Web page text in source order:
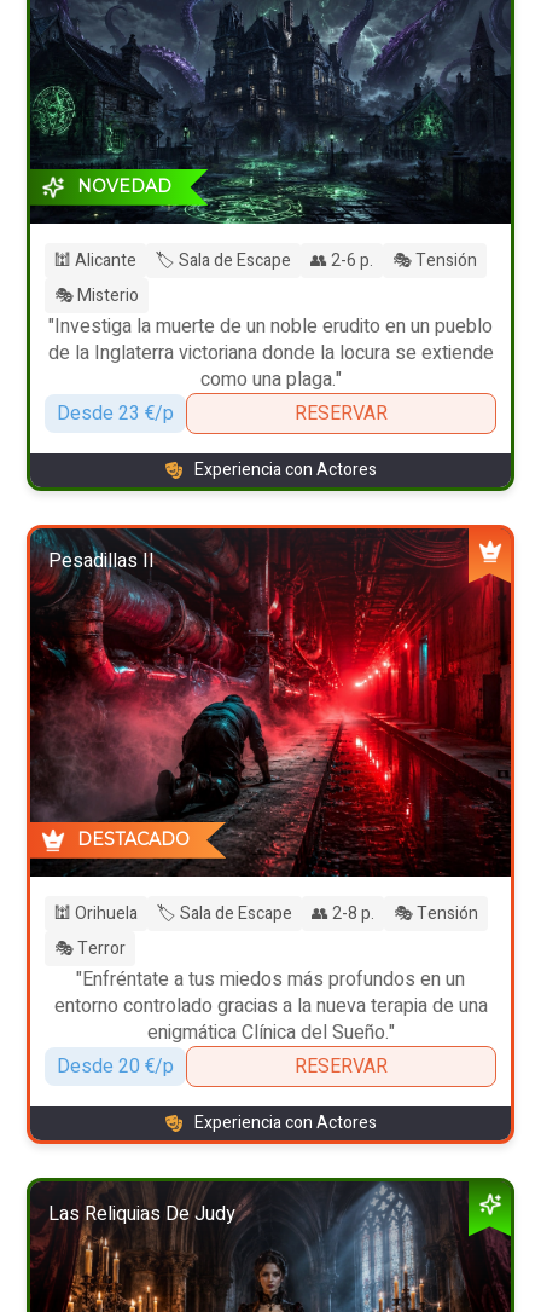
NOVEDAD
🕍 Alicante 🏷️ Sala de Escape 👥 2-6 p.
🎭 Tensión
🎭 Misterio
"Investiga la muerte de un noble erudito en un pueblo
de la Inglaterra victoriana donde la locura se extiende
como una plaga."
Desde 23 €/p
RESERVAR
Experiencia con Actores
Pesadillas II
DESTACADO
🕍 Orihuela 🏷️ Sala de Escape 👥 2-8 p.
🎭 Tensión
🎭 Terror
"Enfréntate a tus miedos más profundos en un
entorno controlado gracias a la nueva terapia de una
enigmática Clínica del Sueño."
Desde 20 €/p
RESERVAR
Experiencia con Actores
Las Reliquias De Judy